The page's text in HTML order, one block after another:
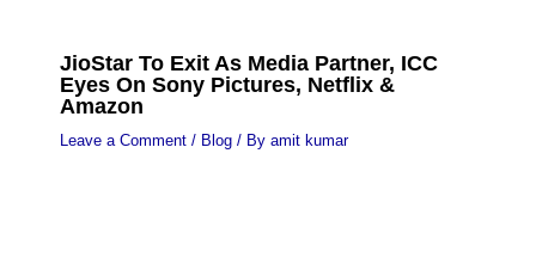
JioStar To Exit As Media Partner, ICC
Eyes On Sony Pictures, Netflix &
Amazon
Leave a Comment / Blog/ By amit kumar